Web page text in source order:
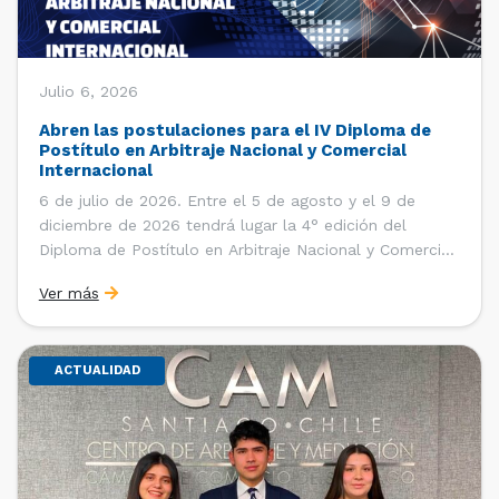
Julio 6, 2026
Abren las postulaciones para el IV Diploma de
Postítulo en Arbitraje Nacional y Comercial
Internacional
6 de julio de 2026. Entre el 5 de agosto y el 9 de
diciembre de 2026 tendrá lugar la 4° edición del
Diploma de Postítulo en Arbitraje Nacional y Comercial
Derecho Internacional de la Facultad de Derecho de la
Universidad de Chile y […]
Ver más
ACTUALIDAD